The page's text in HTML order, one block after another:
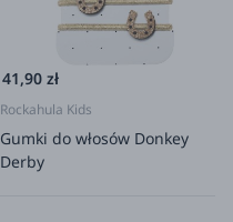
41,90 zł
Rockahula Kids
Gumki do włosów Donkey
Derby